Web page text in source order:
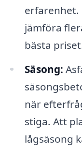
erfarenhet.
jämföra
bästa
Säsong:
när
stiga. Att
lågsäsong